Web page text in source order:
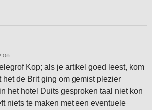
Kop; als je artikel goed leest, kom
het de Brit ging om gemist plezier
het hotel Duits gesproken taal niet kon
niets te maken met een eventuele